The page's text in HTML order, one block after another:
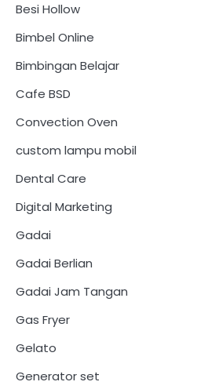
Besi Hollow
Bimbel Online
Bimbingan Belajar
Cafe BSD
Convection Oven
custom lampu mobil
Dental Care
Digital Marketing
Gadai
Gadai Berlian
Gadai Jam Tangan
Gas Fryer
Gelato
Generator set